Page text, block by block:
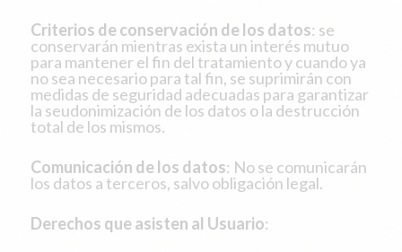
Criterios de conservación de los datos: se
conservarán mientras exista un interés mutuo
para mantener el fin del tratamiento y cuando ya
no sea necesario para tal fin, se suprimirán con
medidas de seguridad adecuadas para garantizar
la seudonimización de los datos o la destrucción
total de los mismos.
Comunicación de los datos: No se comunicarán
los datos a terceros, salvo obligación legal.
Derechos que asisten al Usuario: